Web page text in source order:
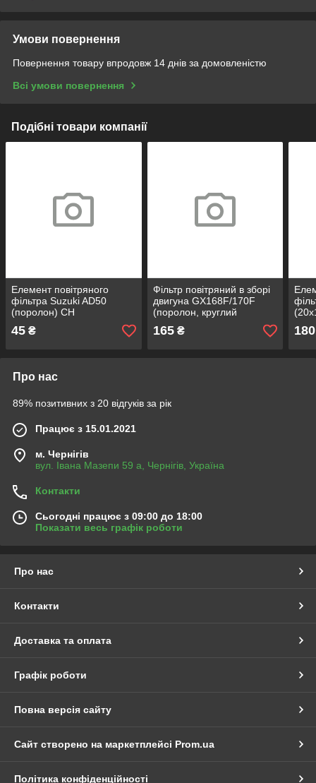
Умови повернення
Повернення товару впродовж 14 днів за домовленістю
Всі умови повернення
Подібні товари компанії
Елемент повітряного
фільтра Suzuki AD50
(поролон) CH
45 ₴
Фільтр повітряний в зборі
двигуна GX168F/170F
(поролон, круглий
елемент) (CH)
165₴ 180
Про нас
89% позитивних з 20 відгуків за рік
Працює з 15.01.2021
м. Чернігів
вул. Івана Мазепи 59 а, Чернігів, Україна
Контакти
Сьогодні працює з 09:00 до 18:00
Показати весь графік роботи
Про нас
Контакти
Доставка та оплата
Графік роботи
Повна версія сайту
Сайт створено на маркетплейсі Prom.ua
Політика конфіденційності